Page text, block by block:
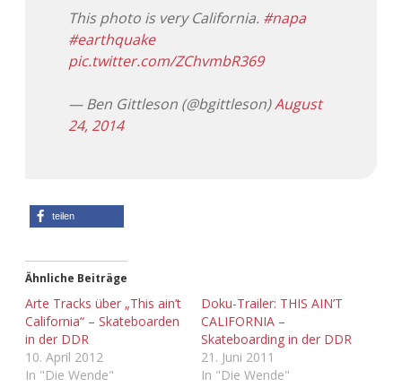
Adventskalender 2011
Adventskalender 2016
Adventskalender 2017
Adventskalender 2018
facebook
instagram
rss soundcloud
vimeoBluesky
This photo is very California. #napa
#earthquake
pic.twitter.com/ZChvmbR369
— Ben Gittleson (@bgittleson)August
24, 2014
teilen
Ähnliche Beiträge
Arte Tracks über „This ain’t
California“ – Skateboarden
in der DDR
10. April 2012
In "Die Wende"
Doku-Trailer: THIS AIN’T
CALIFORNIA –
Skateboarding in der DDR
21. Juni 2011
In "Die Wende"